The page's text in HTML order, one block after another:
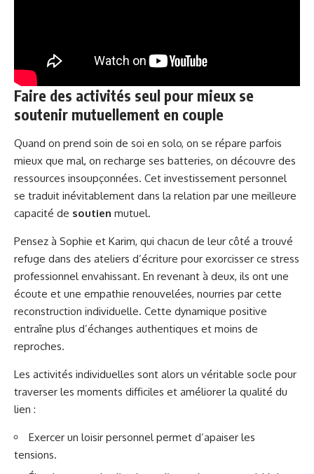
Faire des activités seul pour mieux se
soutenir mutuellement en couple
Quand on prend soin de soi en solo, on se répare parfois
mieux que mal, on recharge ses batteries, on découvre des
ressources insoupçonnées. Cet investissement personnel
se traduit inévitablement dans la relation par une meilleure
capacité de soutien mutuel.
Pensez à Sophie et Karim, qui chacun de leur côté a trouvé
refuge dans des ateliers d’écriture pour exorcisser ce stress
professionnel envahissant. En revenant à deux, ils ont une
écoute et une empathie renouvelées, nourries par cette
reconstruction individuelle. Cette dynamique positive
entraîne plus d’échanges authentiques et moins de
reproches.
Les activités individuelles sont alors un véritable socle pour
traverser les moments difficiles et améliorer la qualité du
lien :
Exercer un loisir personnel permet d’apaiser les
tensions.